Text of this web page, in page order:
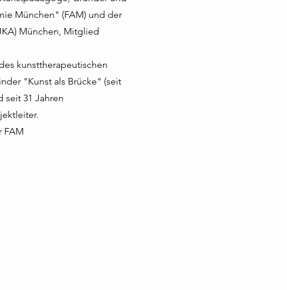
München" (FAM) und der
München, Mitglied
kunsttherapeutischen
"Kunst als Brücke" (seit
seit 31 Jahren
FAM